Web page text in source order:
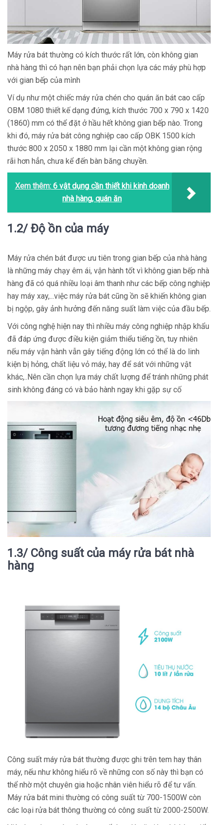
Máy rửa bát thường có kích thước rất lớn, còn không gian
nhà hàng thì có hạn nên bạn phải chọn lựa các máy phù hợp
với gian bếp của mình
Ví dụ như một chiếc máy rửa chén cho quán ăn bát cao cấp
OBM 1080 thiết kế dạng đứng, kích thước 700 x 790 x 1420
(1860) mm có thể đặt ở hầu hết không gian bếp nào. Trong
khi đó, máy rửa bát công nghiệp cao cấp OBK 1500 kích
thước 800 x 2050 x 1880 mm lại cần một không gian rộng
rãi hơn hẳn, chưa kể đến bàn băng chuyền.
Xem thêm:6 vật dụng cần thiết khi kinh doanh
nhà hàng, quán ăn
1.2/ Độ ồn của máy
Máy rửa chén bát được ưu tiên trong gian bếp của nhà hàng
là những máy chạy êm ái, vận hành tốt vì không gian bếp nhà
hàng đã có quá nhiều loại âm thanh như các bếp công nghiệp
hay máy xay,...việc máy rửa bát cũng ồn sẽ khiến không gian
bị ngộp, gây ảnh hưởng đến năng suất làm việc của đầu bếp.
Với công nghệ hiện nay thì nhiều máy công nghiệp nhập khẩu
đã đáp ứng được điều kiện giảm thiểu tiếng ồn, tuy nhiên
nếu máy vận hành vẫn gây tiếng động lớn có thể là do linh
kiện bị hỏng, chất liệu vỏ máy, hay để sát với những vật
khác,..Nên cần chọn lựa máy chất lượng để tránh những phát
sinh không đáng có và bảo hành ngay khi gặp sự cố
1.3/ Công suất của máy rửa bát nhà
hàng
Công suất máy rửa bát thường được ghi trên tem hay thân
máy, nếu như không hiểu rõ về những con số này thì bạn có
thể nhờ một chuyên gia hoặc nhân viên hiểu rõ để tư vấn.
Máy rửa bát mini thường có công suất từ 700-1500W còn
các loại rửa bát thông thường có công suất từ 2000-2500W.